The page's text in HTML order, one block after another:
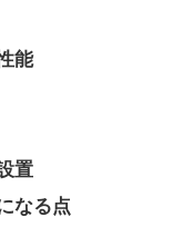
能
置
なる点